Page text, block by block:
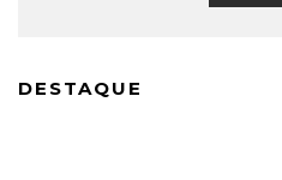
DESTAQUE